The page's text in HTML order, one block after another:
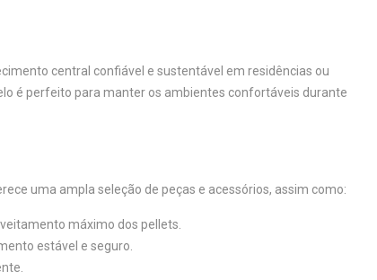
central confiável e sustentável em residências ou
é perfeito para manter os ambientes confortáveis durante
uma ampla seleção de peças e acessórios, assim como:
máximo dos pellets.
estável e seguro.